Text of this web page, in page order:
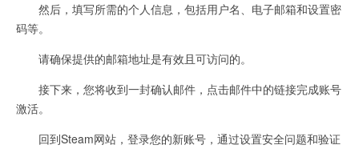
然后，填写所需的个人信息，包括用户名、电子邮箱和设置密
码等。
请确保提供的邮箱地址是有效且可访问的。
接下来，您将收到一封确认邮件，点击邮件中的链接完成账号
激活。
回到Steam网站，登录您的新账号，通过设置安全问题和验证